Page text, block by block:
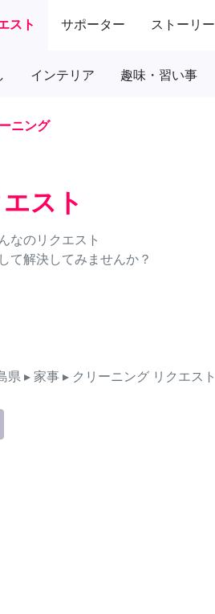
スト サポーター ストーリー
インテリア 趣味・習い事
ニング
スト
なのリクエスト
て解決してみませんか？
県 ▸ 家事 ▸ クリーニング リクエスト